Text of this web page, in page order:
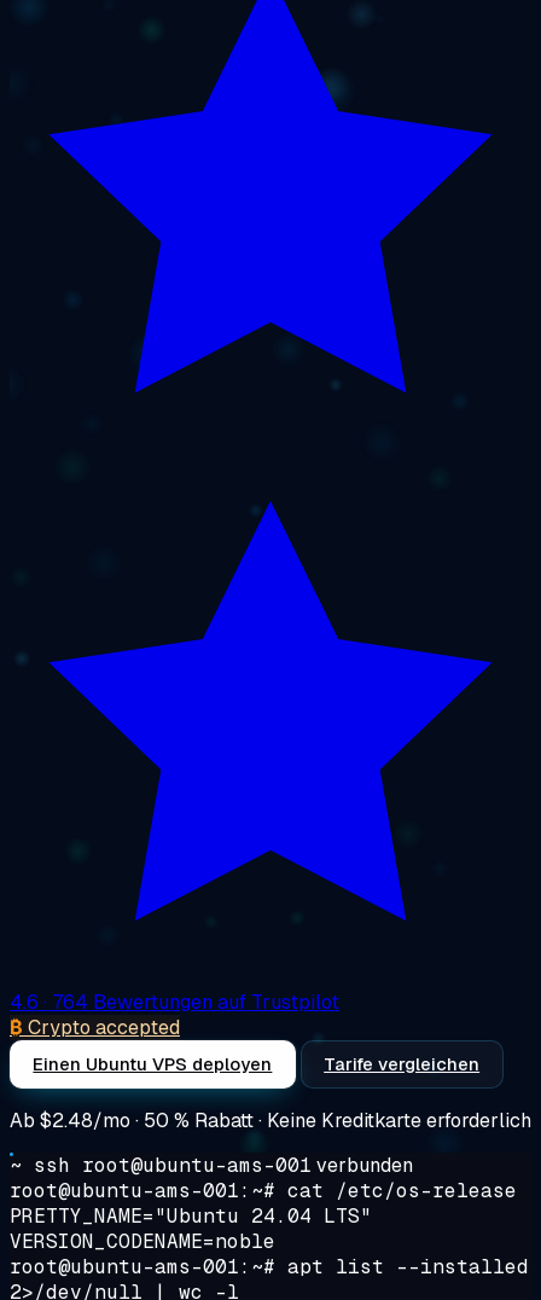
4.6 · 764 Bewertungen auf Trustpilot
₿ Crypto accepted
Einen Ubuntu VPS deployen Tarife vergleichen
Ab $2.48/mo · 50 % Rabatt · Keine Kreditkarte erforderlich
~ ssh root@ubuntu-ams-001 verbunden
root@ubuntu-ams-001:~# cat /etc/os-release
PRETTY_NAME="Ubuntu 24.04 LTS"
VERSION_CODENAME=noble
root@ubuntu-ams-001:~# apt list --installed
2>/dev/null | wc -l